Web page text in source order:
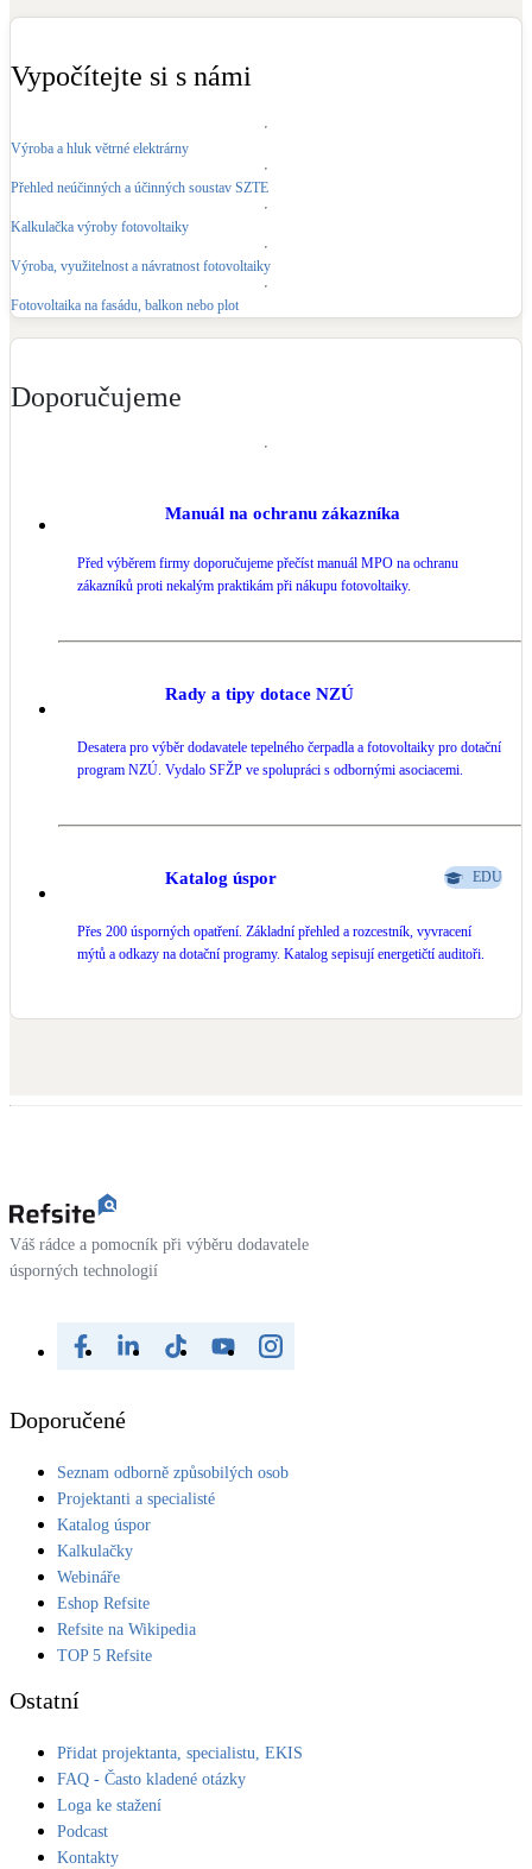
Větrné elektrárny
Malé i velké turbíny
Vypočítejte si s námi
Výroba a hluk větrné elektrárny
Přehled neúčinných a účinných soustav SZTE
Kalkulačka výroby fotovoltaiky
Výroba, využitelnost a návratnost fotovoltaiky
Fotovoltaika na fasádu, balkon nebo plot
Doporučujeme
Manuál na ochranu zákazníka
Před výběrem firmy doporučujeme přečíst manuál MPO na ochranu
zákazníků proti nekalým praktikám při nákupu fotovoltaiky.
Rady a tipy dotace NZÚ
Desatera pro výběr dodavatele tepelného čerpadla a fotovoltaiky pro dotační
program NZÚ. Vydalo SFŽP ve spolupráci s odbornými asociacemi.
Katalog úspor EDU
Přes 200 úsporných opatření. Základní přehled a rozcestník, vyvracení
mýtů a odkazy na dotační programy. Katalog sepisují energetičtí auditoři.
Váš rádce a pomocník při výběru dodavatele
úsporných technologií
Doporučené
Seznam odborně způsobilých osob
Projektanti a specialisté
Katalog úspor
Kalkulačky
Webináře
Eshop Refsite
Refsite na Wikipedia
TOP 5 Refsite
Ostatní
Přidat projektanta, specialistu, EKIS
FAQ - Často kladené otázky
Loga ke stažení
Podcast
Kontakty